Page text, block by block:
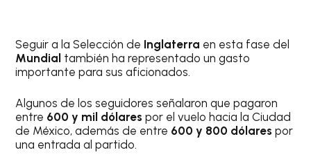
Seguir a la Selección de Inglaterra en esta fase del
Mundial también ha representado un gasto
importante para sus aficionados.
Algunos de los seguidores señalaron que pagaron
entre 600 y mil dólares por el vuelo hacia la Ciudad
de México, además de entre 600 y 800 dólares por
una entrada al partido.